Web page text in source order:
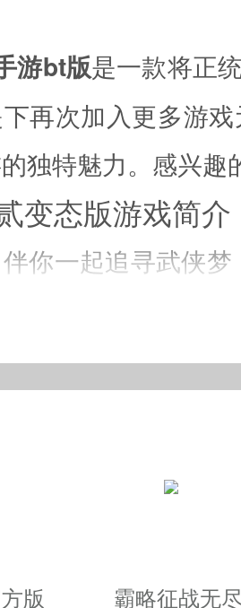
游bt版是一款将正
再次加入更多游
独特魅力。感兴趣
变态版游戏简介
你一起追寻武侠
全新mmo动作武侠
大作！产品除了延
版
霸略征战无